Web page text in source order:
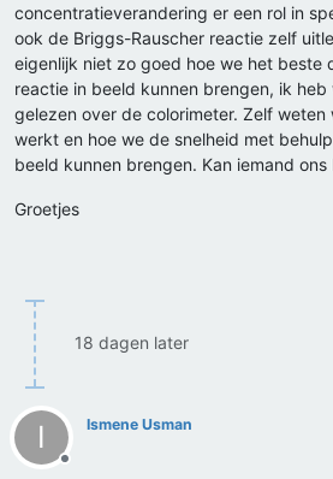
concentratieverandering er een rol in
ook de Briggs-Rauscher reactie zelf
eigenlijk niet zo goed hoe we het beste
reactie in beeld kunnen brengen, ik
gelezen over de colorimeter. Zelf
werkt en hoe we de snelheid met
beeld kunnen brengen. Kan iemand ons
Groetjes
18 dagen later
I
Offline
Ismene Usman